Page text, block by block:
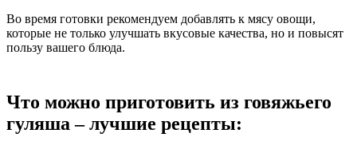
Во время готовки рекомендуем добавлять к мясу овощи,
которые не только улучшать вкусовые качества, но и повысят
пользу вашего блюда.
Что можно приготовить из говяжьего
гуляша – лучшие рецепты: